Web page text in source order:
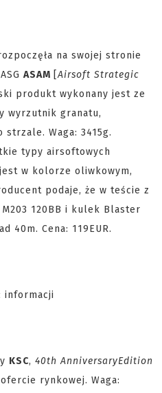
na swojej stronie
ASAM [Airsoft Strategic
produkt wykonany jest ze
wyrzutnik granatu,
strzale. Waga: 3415g.
typy airsoftowych
w kolorze oliwkowym,
podaje, że w teście z
120BB i kulek Blaster
40m. Cena: 119EUR.
KSC, 40th AnniversaryEdition
rynkowej. Waga: